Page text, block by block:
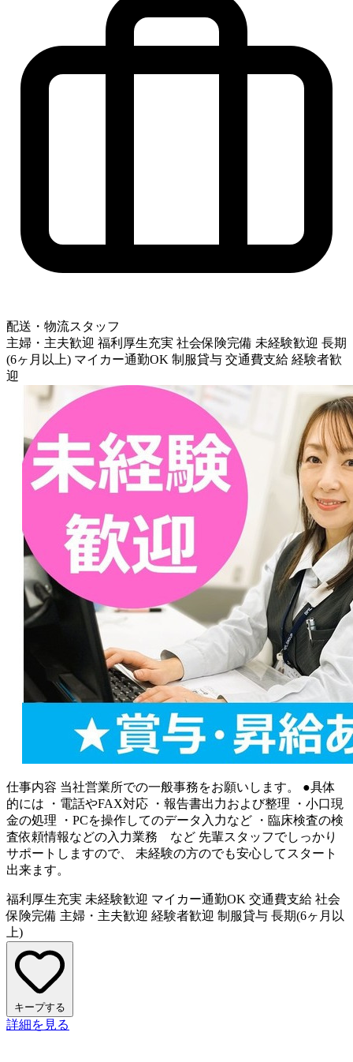
配送・物流スタッフ
主婦・主夫歓迎 福利厚生充実 社会保険完備 未経験歓迎 長期
(6ヶ月以上) マイカー通勤OK 制服貸与 交通費支給 経験者歓
迎
仕事内容 当社営業所での一般事務をお願いします。 ●具体
的には ・電話やFAX対応 ・報告書出力および整理 ・小口現
金の処理 ・PCを操作してのデータ入力など ・臨床検査の検
査依頼情報などの入力業務 など 先輩スタッフでしっかり
サポートしますので、 未経験の方のでも安心してスタート
出来ます。
福利厚生充実 未経験歓迎 マイカー通勤OK 交通費支給 社会
保険完備 主婦・主夫歓迎 経験者歓迎 制服貸与 長期(6ヶ月以
上)
キープする
詳細を見る